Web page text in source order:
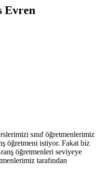
Evren
sınıf öğretmenlerimiz
öğretmeni istiyor. Fakat biz
öğretmenleri seviyeye
tarafından